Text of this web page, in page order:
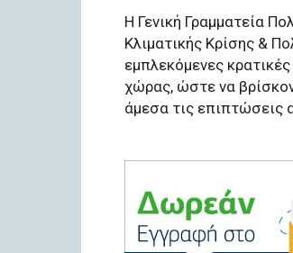
Η Γενική Γραμματεία
Κλιματικής Κρίσης &
εμπλεκόμενες
χώρας, ώστε να
άμεσα τις επιπτώσεις